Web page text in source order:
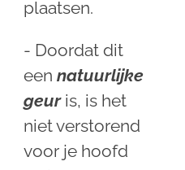
plaatsen.
- Doordat dit
een natuurlijke
geuris, is het
niet verstorend
voor je hoofd